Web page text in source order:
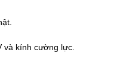
và kính cường lực.